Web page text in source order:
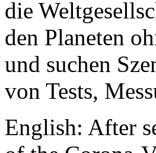
die
den Planeten
und suchen
von Tests,
English: After